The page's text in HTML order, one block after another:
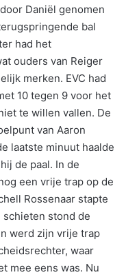
Daniël genomen
bal
had het
ouders van Reiger
merken. EVC had
10 tegen 9 voor het
te willen vallen. De
van Aaron
laatste minuut haalde
de paal. In de
een vrije trap op de
Rossenaar stapte
stond de
werd zijn vrije trap
waar
mee eens was. Nu